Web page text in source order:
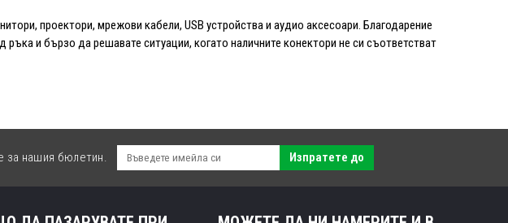
проектори, мрежови кабели, USB устройства и аудио аксесоари. Благодарение
и бързо да решавате ситуации, когато наличните конектори не си съответстват
за нашия бюлетин. Изпратете до